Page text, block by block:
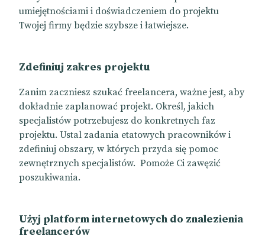
umiejętnościami i doświadczeniem do projektu
Twojej firmy będzie szybsze i łatwiejsze.
Zdefiniuj zakres projektu
Zanim zaczniesz szukać freelancera, ważne jest, aby
dokładnie zaplanować projekt. Określ, jakich
specjalistów potrzebujesz do konkretnych faz
projektu. Ustal zadania etatowych pracowników i
zdefiniuj obszary, w których przyda się pomoc
zewnętrznych specjalistów. Pomoże Ci zawęzić
poszukiwania.
Użyj platform internetowych do znalezienia
freelancerów